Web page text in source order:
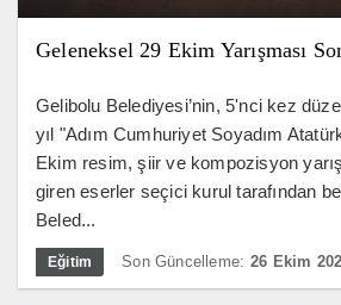
Geleneksel 29 Ekim Yarışması
Gelibolu Belediyesi’nin, 5'nci kez
yıl "Adım Cumhuriyet Soyadım
Ekim resim, şiir ve kompozisyon
giren eserler seçici kurul tarafından
Beled...
Eğitim Son Güncelleme: 26 Ekim